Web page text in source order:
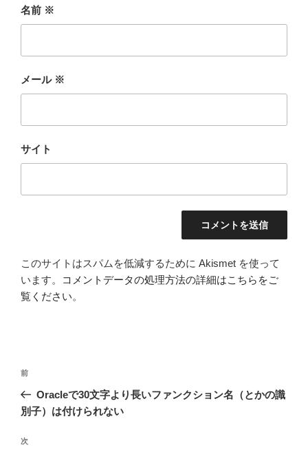
名前 ※
メール ※
サイト
このサイトはスパムを低減するために Akismet を使って
います。
コメントデータの処理方法の詳細はこちらをご
覧ください。
投
ナ
ゲ
前
の
投
前
Oracleで30文字より長いファンクション名（とかの識
別子）は付けられない
次
次